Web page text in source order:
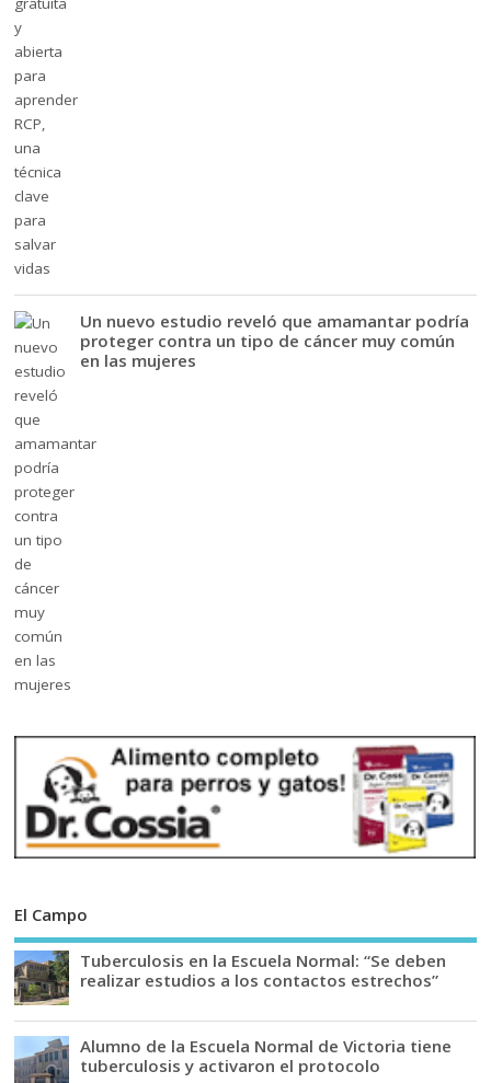
Un nuevo estudio reveló que amamantar podría
proteger contra un tipo de cáncer muy común
en las mujeres
El Campo
Tuberculosis en la Escuela Normal: “Se deben
realizar estudios a los contactos estrechos”
Alumno de la Escuela Normal de Victoria tiene
tuberculosis y activaron el protocolo